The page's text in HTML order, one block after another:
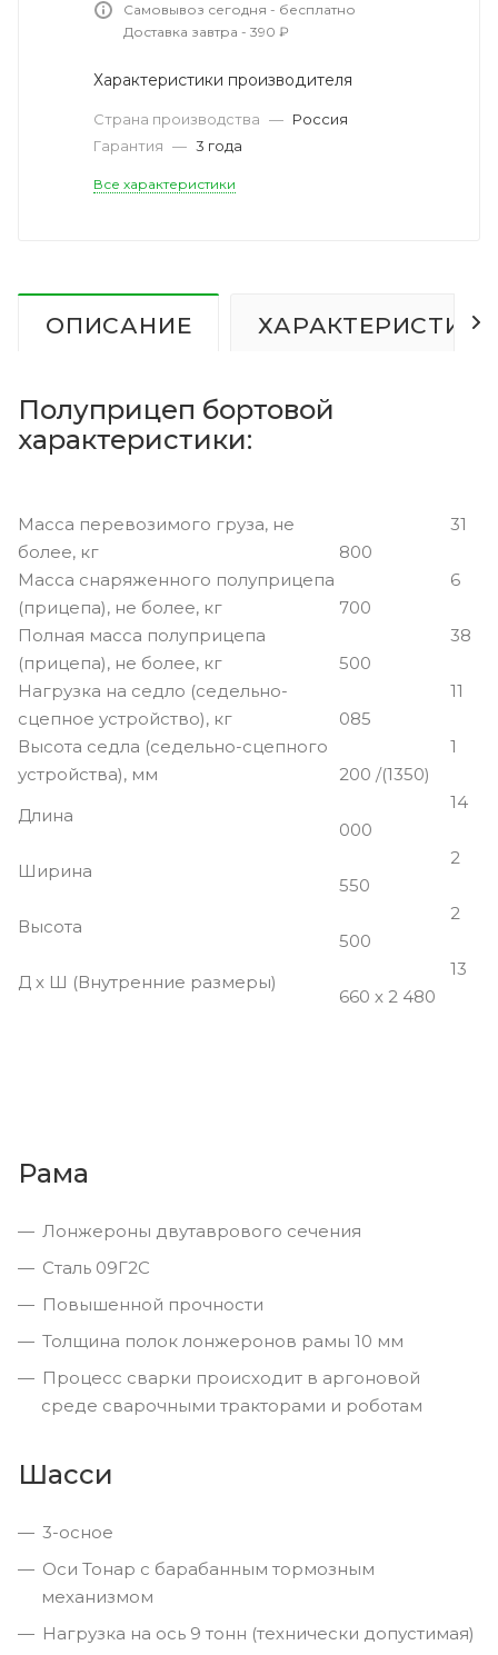
Самовывоз сегодня - бесплатно
Доставка завтра - 390 ₽
Характеристики производителя
Страна производства — Россия
Гарантия — 3 года
Все характеристики
ОПИСАНИЕ
Полуприцеп бортовой
характеристики:
Масса перевозимого груза, не
более, кг
31
800
Масса снаряженного полуприцепа
(прицепа), не более, кг
6
700
Полная масса полуприцепа
(прицепа), не более, кг
38
500
Нагрузка на седло (седельно-
сцепное устройство), кг
11
085
Высота седла (седельно-сцепного
устройства), мм
1
200 /(1350)
Длина
14
000
Ширина
2
550
Высота
2
500
Д х Ш (Внутренние размеры)
13
660 х 2 480
Рама
Лонжероны двутаврового сечения
Сталь 09Г2С
Повышенной прочности
Толщина полок лонжеронов рамы 10 мм
Процесс сварки происходит в аргоновой
среде сварочными тракторами и роботам
Шасси
3-осное
Оси Тонар с барабанным тормозным
механизмом
Нагрузка на ось 9 тонн (технически допустимая)